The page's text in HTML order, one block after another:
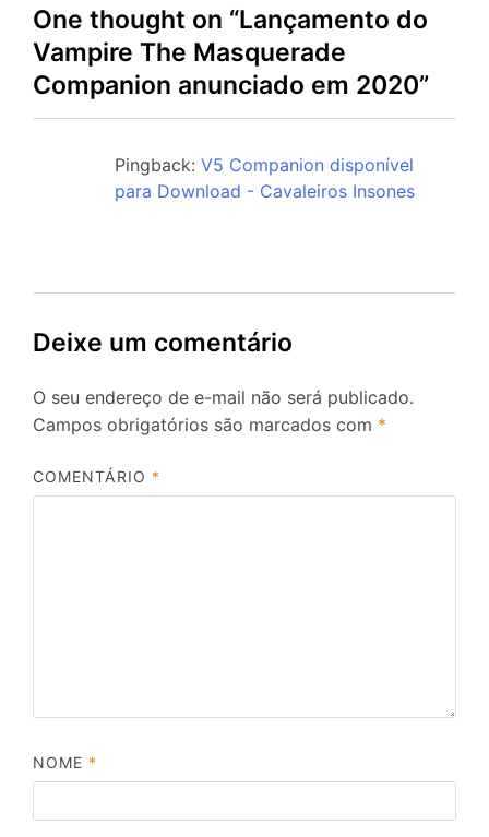
One thought on “Lançamento do
Vampire The Masquerade
Companion anunciado em 2020”
Pingback: V5 Companion disponível
para Download - Cavaleiros Insones
Deixe um comentário
O seu endereço de e-mail não será publicado.
Campos obrigatórios são marcados com *
COMENTÁRIO *
NOME *